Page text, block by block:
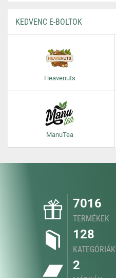
KEDVENC E-BOLTOK
Heavenuts
ManuTea
7016
TERMÉKEK
128
KATEGÓRIÁK
2